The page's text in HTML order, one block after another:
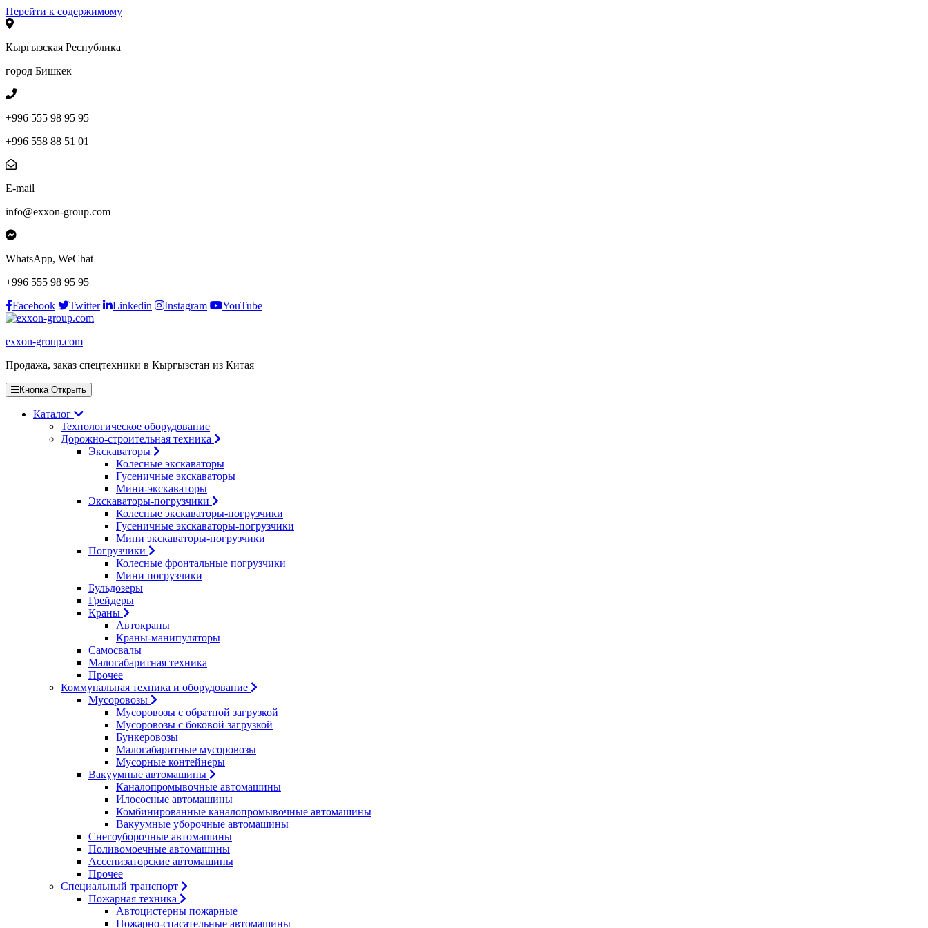
Перейти к содержимому
Кыргызская Республика
город Бишкек
+996 555 98 95 95
+996 558 88 51 01
E-mail
info@exxon-group.com
WhatsApp, WeChat
+996 555 98 95 95
Facebook
Twitter Linkedin Instagram YouTube
exxon-group.com
Продажа, заказ спецтехники в Кыргызстан из Китая
Кнопка Открыть
Каталог
Технологическое оборудование
Дорожно-строительная техника
Экскаваторы
Колесные экскаваторы
Гусеничные экскаваторы
Мини-экскаваторы
Экскаваторы-погрузчики
Колесные экскаваторы-погрузчики
Гусеничные экскаваторы-погрузчики
Мини экскаваторы-погрузчики
Погрузчики
Колесные фронтальные погрузчики
Мини погрузчики
Бульдозеры
Грейдеры
Краны
Автокраны
Краны-манипуляторы
Самосвалы
Малогабаритная техника
Прочее
Коммунальная техника и оборудование
Мусоровозы
Мусоровозы с обратной загрузкой
Мусоровозы с боковой загрузкой
Бункеровозы
Малогабаритные мусоровозы
Мусорные контейнеры
Вакуумные автомашины
Каналопромывочные автомашины
Илососные автомашины
Комбинированные каналопромывочные автомашины
Вакуумные уборочные автомашины
Снегоуборочные автомашины
Поливомоечные автомашины
Ассенизаторские автомашины
Прочее
Специальный транспорт
Пожарная техника
Автоцистерны пожарные
Пожарно-спасательные автомашины